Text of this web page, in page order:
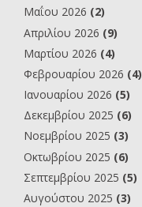
Μαΐου 2026 (2)
Απριλίου 2026 (9)
Μαρτίου 2026 (4)
Φεβρουαρίου 2026 (4)
Ιανουαρίου 2026 (5)
Δεκεμβρίου 2025 (6)
Νοεμβρίου 2025 (3)
Οκτωβρίου 2025 (6)
Σεπτεμβρίου 2025 (5)
Αυγούστου 2025 (3)